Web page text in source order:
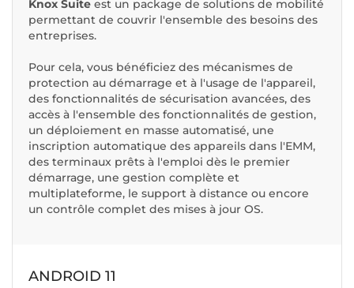
Knox Suite est un package de solutions de mobilité
permettant de couvrir l'ensemble des besoins des
entreprises.
Pour cela, vous bénéficiez des mécanismes de
protection au démarrage et à l'usage de l'appareil,
des fonctionnalités de sécurisation avancées, des
accès à l'ensemble des fonctionnalités de gestion,
un déploiement en masse automatisé, une
inscription automatique des appareils dans l'EMM,
des terminaux prêts à l'emploi dès le premier
démarrage, une gestion complète et
multiplateforme, le support à distance ou encore
un contrôle complet des mises à jour OS.
ANDROID 11